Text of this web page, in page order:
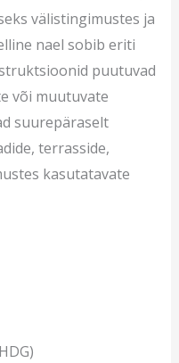
välistingimustes ja
nael sobib eriti
puutuvad
või muutuvate
suurepäraselt
terrasside,
kasutatavate